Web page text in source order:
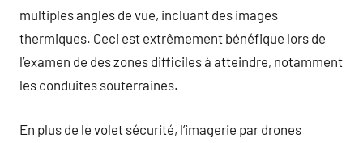
multiples angles de vue, incluant des images
thermiques. Ceci est extrêmement bénéfique lors de
l’examen de des zones difficiles à atteindre, notamment
les conduites souterraines.
En plus de le volet sécurité, l’imagerie par drones